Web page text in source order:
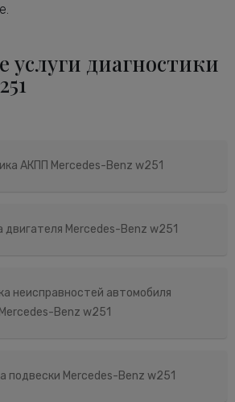
услуги диагностики
АКПП Mercedes-Benz w251
двигателя Mercedes-Benz w251
неисправностей автомобиля
Mercedes-Benz w251
подвески Mercedes-Benz w251